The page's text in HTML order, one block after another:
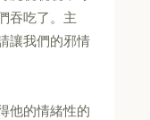
吞吃了。主
讓我們的邪情
他的情緒性的